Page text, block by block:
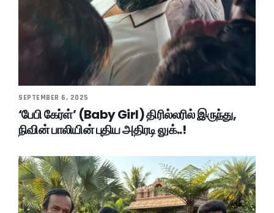
SEPTEMBER 6, 2025
‘பேபி கேர்ள்’ (Baby Girl) திரில்லரில் இருந்து,
நிவின் பாலியின் புதிய அதிரடி லுக்..!